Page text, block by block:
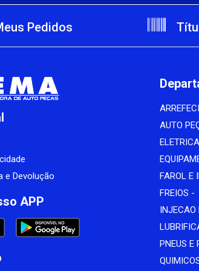
Pedidos
e Devolução
APP
AUTO
ELETRICA
FAROL E
FREIOS -
INJECAO
PNEUS E